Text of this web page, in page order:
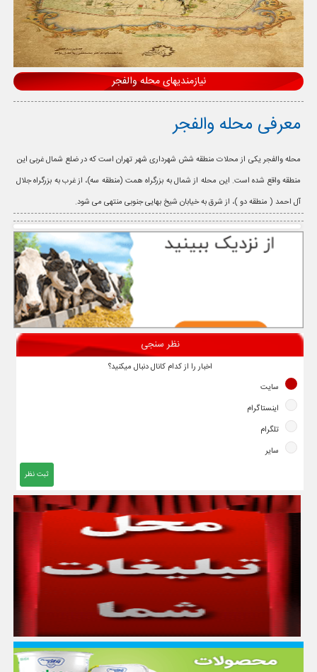
نیازمندیهای محله والفجر
معرفی محله والفجر
محله والفجر یکی از محلات منطقه شش شهرداری شهر تهران است که در ضلع شمال غربی این
منطقه واقع شده است. این محله از شمال به بزرگراه همت (منطقه سه)، از غرب به بزرگراه جلال
آل احمد ( منطقه دو )، از شرق به خیابان شیخ بهایی جنوبی منتهی می شود.
نظر سنجی
اخبار را از کدام کانال دنبال میکنید؟
سایت
اینستاگرام
تلگرام
سایر
ثبت نظر